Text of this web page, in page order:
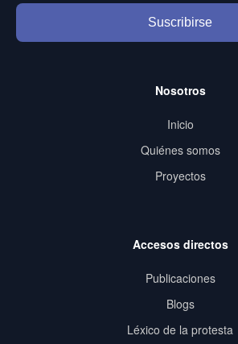
Suscribirse
Nosotros
Inicio
Quiénes somos
Proyectos
Accesos directos
Publicaciones
Blogs
Léxico de la protesta